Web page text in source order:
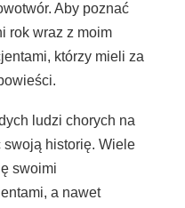
Aby poznać
rok wraz z moim
którzy mieli za
ludzi chorych na
historię. Wiele
swoimi
a nawet